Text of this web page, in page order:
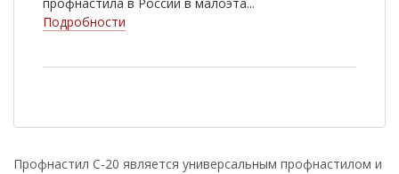
Ral 6002
профнастила в России в малоэта...
Подробности
Профнастил С-20 является универсальным профнастилом и